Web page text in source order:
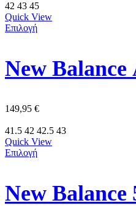
42 43 45
Quick View
Επιλογή
149,95 €
41.5 42 42.5 43
Quick View
Επιλογή